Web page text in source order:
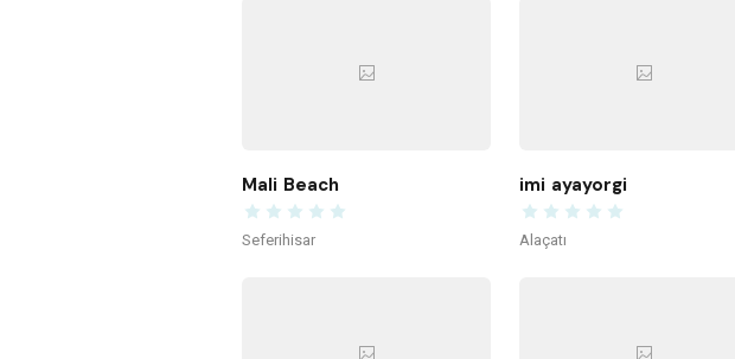
Mali Beach
Seferihisar
imi ayayorgi
Alaçatı